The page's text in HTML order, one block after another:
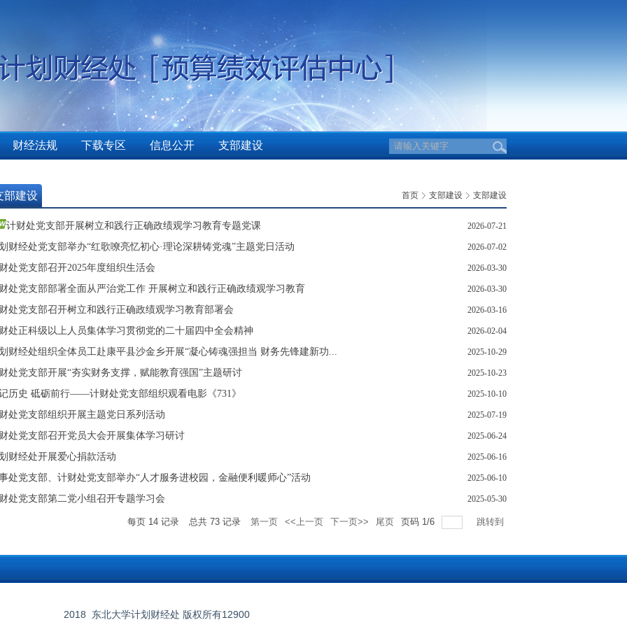
财经法规 下载专区 信息公开 支部建设
部建设 首页 支部建设 支部建设
计财处党支部开展树立和践行正确政绩观学习教育专题党课 2026-07-21
财经处党支部举办“红歌嘹亮忆初心·理论深耕铸党魂”主题党日活动 2026-07-02
处党支部召开2025年度组织生活会 2026-03-30
处党支部部署全面从严治党工作 开展树立和践行正确政绩观学习教育 2026-03-30
处党支部召开树立和践行正确政绩观学习教育部署会 2026-03-16
处正科级以上人员集体学习贯彻党的二十届四中全会精神 2026-02-04
财经处组织全体员工赴康平县沙金乡开展“凝心铸魂强担当 财务先锋建新功... 2025-10-29
处党支部开展“夯实财务支撑，赋能教育强国”主题研讨 2025-10-23
历史 砥砺前行——计财处党支部组织观看电影《731》 2025-10-10
处党支部组织开展主题党日系列活动 2025-07-19
处党支部召开党员大会开展集体学习研讨 2025-06-24
财经处开展爱心捐款活动 2025-06-16
处党支部、计财处党支部举办“人才服务进校园，金融便利暖师心”活动 2025-06-10
处党支部第二党小组召开专题学习会 2025-05-30
每页 14 记录 总共 73 记录 第一页 <<上一页 下一页>> 尾页 页码 1/6 跳转到
2018 东北大学计划财经处 版权所有12900